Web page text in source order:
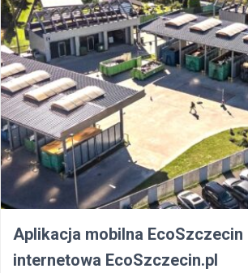
Aplikacja mobilna
internetowa EcoSzczecin.pl